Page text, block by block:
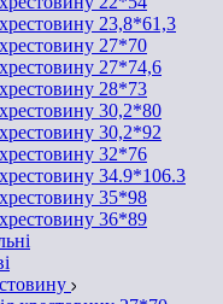
23,8*61,3
27*70
27*74,6
28*73
30,2*80
30,2*92
32*76
34.9*106.3
35*98
36*89